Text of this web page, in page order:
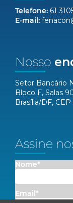
Telefone: 61
E-mail:
Nosso
Setor Bancário
Bloco F, Salas
Brasília/DF,
Assine
Nome*
Email*